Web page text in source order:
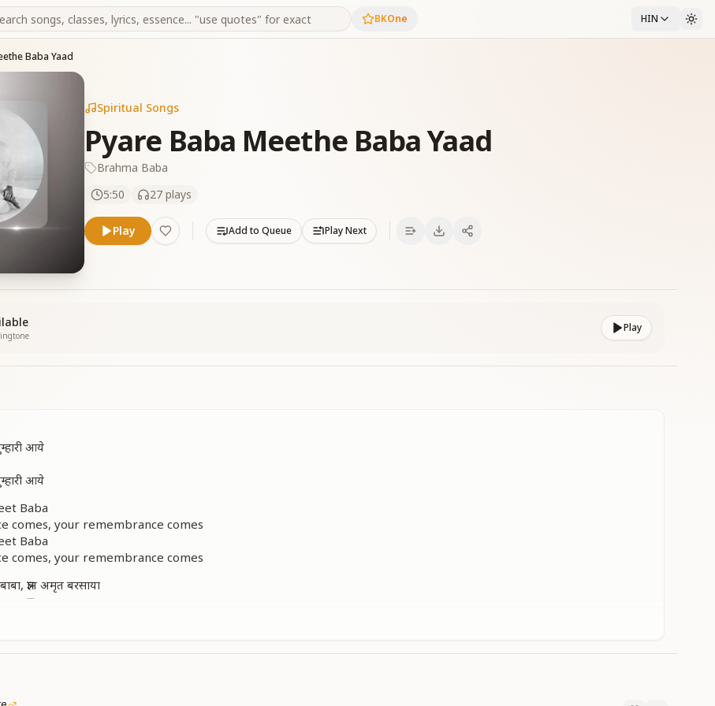
BKOne HIN
Baba Yaad
Spiritual Songs
Pyare Baba Meethe Baba Yaad
Brahma Baba
5:50
27 plays
Play Add to Queue Play Next
Play
आये
आये
Baba
comes, your remembrance comes
Baba
comes, your remembrance comes
ज्ञान अमृत बरसाया
ज्ञान अमृत बरसाया
प्रेम का पाठ पढ़ाया
तेरी महिमा गायें
Baba, poured the nectar of knowledge